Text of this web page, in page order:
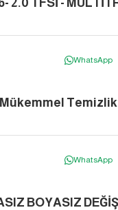
WhatsApp
WhatsApp
BOYASIZ